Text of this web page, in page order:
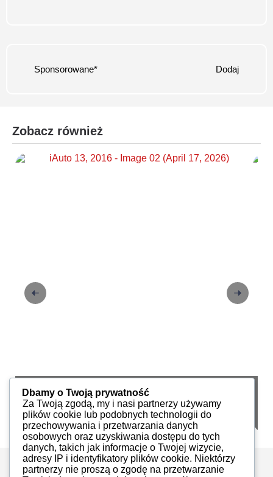
Sponsorowane* Dodaj
Zobacz również
iAuto 13, 2016
iMoto PDF 30
Dbamy o Twoją prywatność
Za Twoją zgodą, my i nasi partnerzy używamy
plików cookie lub podobnych technologii do
przechowywania i przetwarzania danych
osobowych oraz uzyskiwania dostępu do tych
danych, takich jak informacje o Twojej wizycie,
adresy IP i identyfikatory plików cookie. Niektórzy
partnerzy nie proszą o zgodę na przetwarzanie